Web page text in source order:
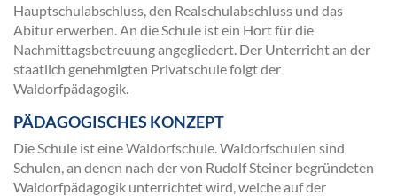
Hauptschulabschluss, den Realschulabschluss und das
Abitur erwerben. An die Schule ist ein Hort für die
Nachmittagsbetreuung angegliedert. Der Unterricht an der
staatlich genehmigten Privatschule folgt der
Waldorfpädagogik.
PÄDAGOGISCHES KONZEPT
Die Schule ist eine Waldorfschule. Waldorfschulen sind
Schulen, an denen nach der von Rudolf Steiner begründeten
Waldorfpädagogik unterrichtet wird, welche auf der